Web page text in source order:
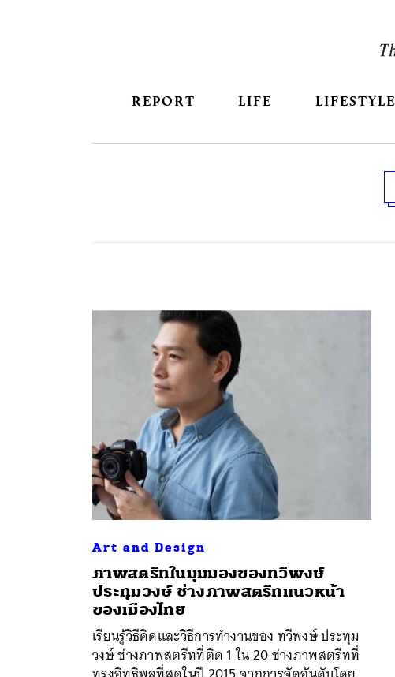
REPORT LIFE LIFESTYLE
Art and Design
​ภาพสตรีทในมุมมองของทวีพงษ์
ประทุมวงษ์ ช่างภาพสตรีทแนวหน้า
ของเมืองไทย
เรียนรู้วิธีคิดและวิธีการทำงานของ ทวีพงษ์ ประทุม
วงษ์ ช่างภาพสตรีทที่ติด 1 ใน 20 ช่างภาพสตรีทที่
ค้นหา